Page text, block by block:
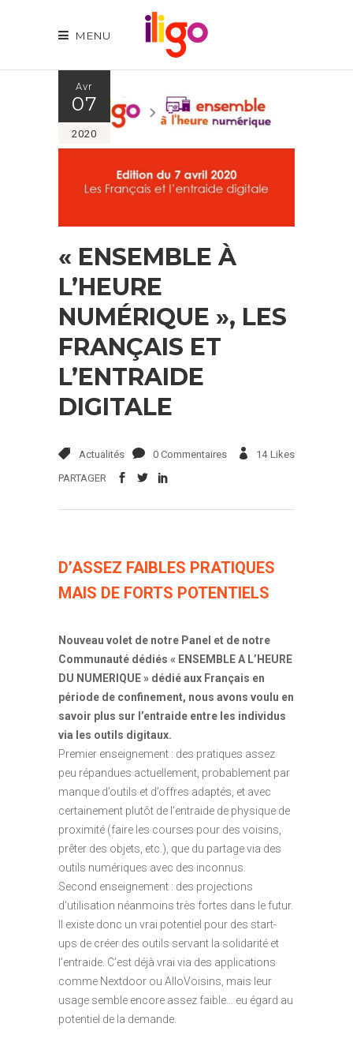
MENU
Avr
07
2020
« ENSEMBLE À
L’HEURE
NUMÉRIQUE », LES
FRANÇAIS ET
L’ENTRAIDE
DIGITALE
Actualités 0 Commentaires 14 Likes
PARTAGER
D’ASSEZ FAIBLES PRATIQUES
MAIS DE FORTS POTENTIELS
Nouveau volet de notre Panel et de notre
Communauté dédiés « ENSEMBLE A L’HEURE
DU NUMERIQUE » dédié aux Français en
période de confinement, nous avons voulu en
savoir plus sur l’entraide entre les individus
via les outils digitaux.
Premier enseignement : des pratiques assez
peu répandues actuellement, probablement par
manque d’outils et d’offres adaptés, et avec
certainement plutôt de l’entraide de physique de
proximité (faire les courses pour des voisins,
prêter des objets, etc.), que du partage via des
outils numériques avec des inconnus.
Second enseignement : des projections
d’utilisation néanmoins très fortes dans le futur.
Il existe donc un vrai potentiel pour des start-
ups de créer des outils servant la solidarité et
l’entraide. C’est déjà vrai via des applications
comme Nextdoor ou AlloVoisins, mais leur
usage semble encore assez faible… eu égard au
potentiel de la demande.